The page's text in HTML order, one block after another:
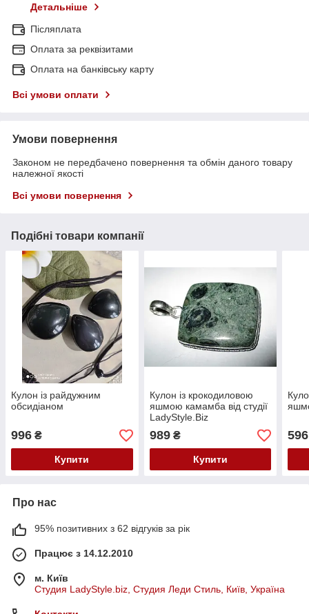
Детальніше
Післяплата
Оплата за реквізитами
Оплата на банківську карту
Всі умови оплати
Умови повернення
Законом не передбачено повернення та обмін даного товару
належної якості
Всі умови повернення
Подібні товари компанії
Кулон із райдужним
обсидіаном
996 ₴
Купити
Кулон із крокодиловою
яшмою камамба від студії
LadyStyle.Biz
989₴
Купити
596
Про нас
95% позитивних з 62 відгуків за рік
Працює з 14.12.2010
м. Київ
Студия LadyStyle.biz, Студия Леди Стиль, Київ, Україна